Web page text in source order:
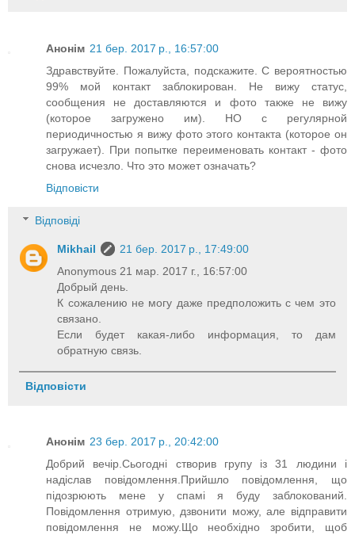
Анонім 21 бер. 2017 р., 16:57:00
Здравствуйте. Пожалуйста, подскажите. С вероятностью
99% мой контакт заблокирован. Не вижу статус,
сообщения не доставляются и фото также не вижу
(которое загружено им). НО с регулярной
периодичностью я вижу фото этого контакта (которое он
загружает). При попытке переименовать контакт - фото
снова исчезло. Что это может означать?
Відповісти
Відповіді
Mikhail
21 бер. 2017 р., 17:49:00
Anonymous 21 мар. 2017 г., 16:57:00
Добрый день.
К сожалению не могу даже предположить с чем это
связано.
Если будет какая-либо информация, то дам
обратную связь.
Відповісти
Анонім 23 бер. 2017 р., 20:42:00
Добрий вечір.Сьогодні створив групу із 31 людини і
надіслав повідомлення.Прийшло повідомлення, що
підозрюють мене у спамі я буду заблокований.
Повідомлення отримую, дзвонити можу, але відправити
повідомлення не можу.Що необхідно зробити, щоб